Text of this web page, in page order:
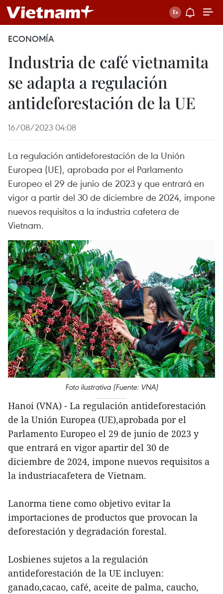
ECONOMÍA
Industria de café vietnamita
se adapta a regulación
antideforestación de la UE
16/08/2023 04:08
La regulación antideforestación de la Unión
Europea (UE), aprobada por el Parlamento
Europeo el 29 de junio de 2023 y que entrará en
vigor a partir del 30 de diciembre de 2024, impone
nuevos requisitos a la industria cafetera de
Vietnam.
Foto ilustrativa (Fuente: VNA)
Hanoi (VNA) - La regulación antideforestación
de la Unión Europea (UE),aprobada por el
Parlamento Europeo el 29 de junio de 2023 y
que entrará en vigor apartir del 30 de
diciembre de 2024, impone nuevos requisitos a
la industriacafetera de Vietnam.
Lanorma tiene como objetivo evitar la
importaciones de productos que provocan la
deforestación y degradación forestal.
Losbienes sujetos a la regulación
antideforestación de la UE incluyen:
ganado,cacao, café, aceite de palma, caucho,